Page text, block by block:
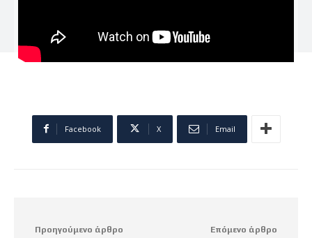
Facebook X Email
Προηγούμενο άρθρο Επόμενο άρθρο